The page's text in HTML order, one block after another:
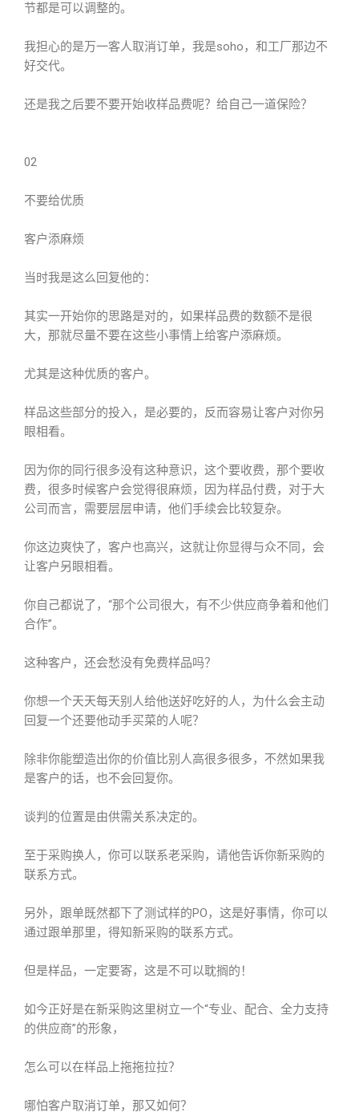
节都是可以调整的。
我担心的是万一客人取消订单，我是soho，和工厂那边不
好交代。
还是我之后要不要开始收样品费呢？给自己一道保险？
02
不要给优质
客户添麻烦
当时我是这么回复他的：
其实一开始你的思路是对的，如果样品费的数额不是很
大，那就尽量不要在这些小事情上给客户添麻烦。
尤其是这种优质的客户。
样品这些部分的投入，是必要的，反而容易让客户对你另
眼相看。
因为你的同行很多没有这种意识，这个要收费，那个要收
费，很多时候客户会觉得很麻烦，因为样品付费，对于大
公司而言，需要层层申请，他们手续会比较复杂。
你这边爽快了，客户也高兴，这就让你显得与众不同，会
让客户另眼相看。
你自己都说了，“那个公司很大，有不少供应商争着和他们
合作”。
这种客户，还会愁没有免费样品吗？
你想一个天天每天别人给他送好吃好的人，为什么会主动
回复一个还要他动手买菜的人呢？
除非你能塑造出你的价值比别人高很多很多，不然如果我
是客户的话，也不会回复你。
谈判的位置是由供需关系决定的。
至于采购换人，你可以联系老采购，请他告诉你新采购的
联系方式。
另外，跟单既然都下了测试样的PO，这是好事情，你可以
通过跟单那里，得知新采购的联系方式。
但是样品，一定要寄，这是不可以耽搁的！
如今正好是在新采购这里树立一个“专业、配合、全力支持
的供应商”的形象，
怎么可以在样品上拖拖拉拉？
哪怕客户取消订单，那又如何？